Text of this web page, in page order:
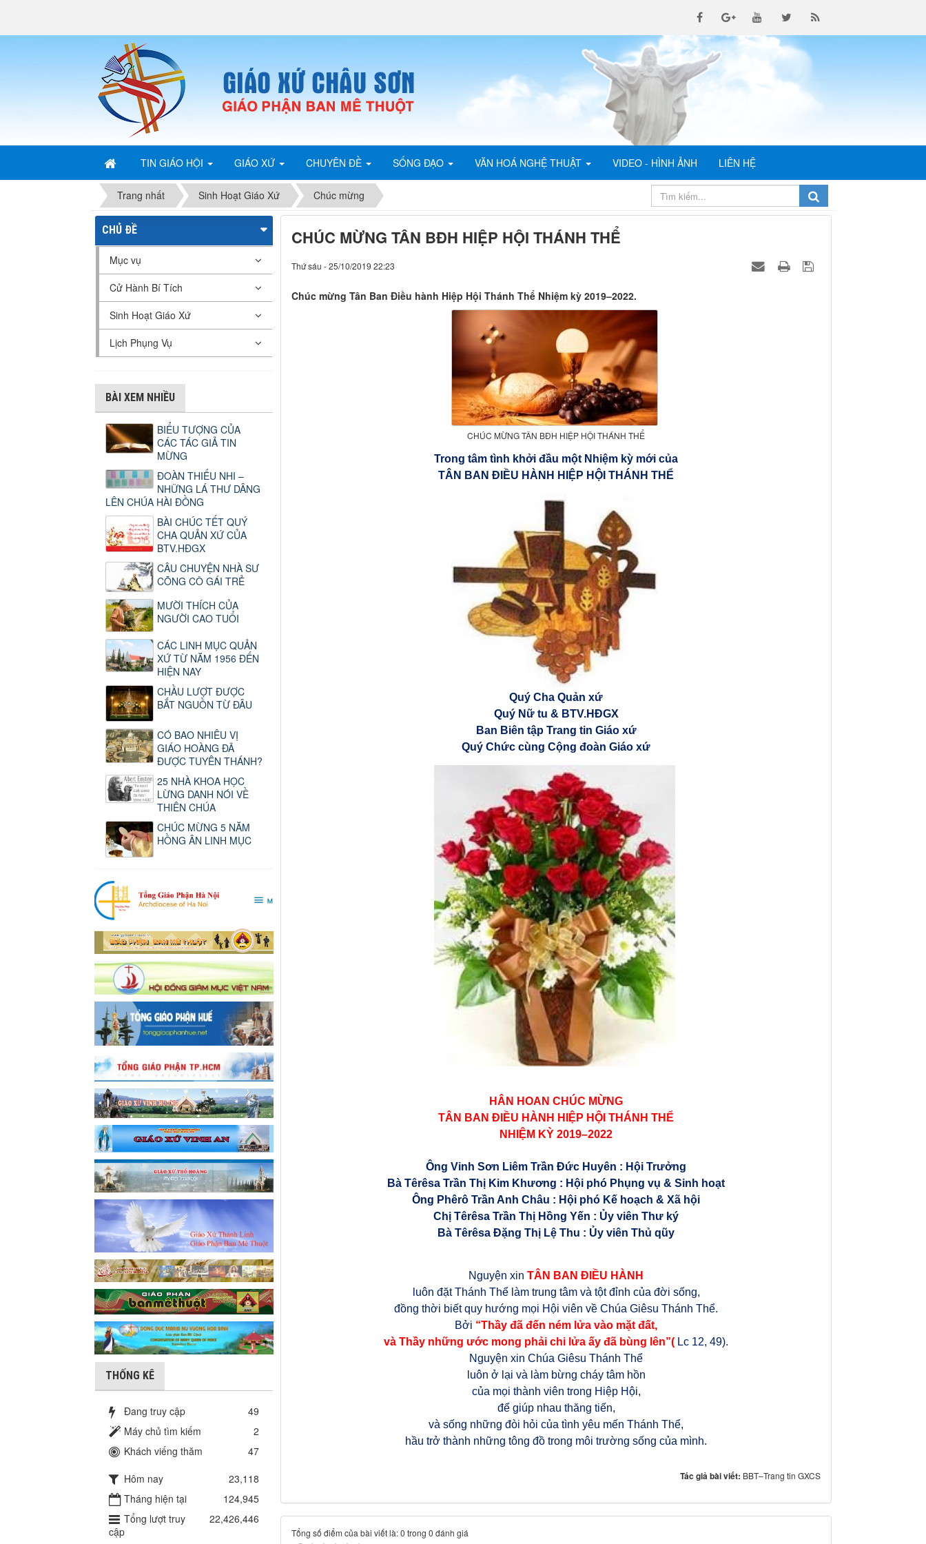
TIN GIÁO HỘI GIÁO XỨ CHUYÊN ĐỀ SỐNG ĐẠO VĂN HOÁ NGHỆ THUẬT VIDEO - HÌNH ẢNH LIÊN HỆ
Trang nhất Sinh Hoạt Giáo Xứ Chúc mừng
CHÚC MỪNG TÂN BĐH HIỆP HỘI THÁNH THỂ
Thứ sáu - 25/10/2019 22:23
Chúc mừng Tân Ban Điều hành Hiệp Hội Thánh Thể Nhiệm kỳ 2019–2022.
CHÚC MỪNG TÂN BĐH HIỆP HỘI THÁNH THỂ
Trong tâm tình khởi đầu một Nhiệm kỳ mới của
TÂN BAN ĐIỀU HÀNH HIỆP HỘI THÁNH THỂ
Quý Cha Quản xứ
Quý Nữ tu & BTV.HĐGX
Ban Biên tập Trang tin Giáo xứ
Quý Chức cùng Cộng đoàn Giáo xứ
HÂN HOAN CHÚC MỪNG
TÂN BAN ĐIỀU HÀNH HIỆP HỘI THÁNH THỂ
NHIỆM KỲ 2019–2022
Ông Vinh Sơn Liêm Trần Đức Huyên : Hội Trưởng
Bà Têrêsa Trần Thị Kim Khương : Hội phó Phụng vụ & Sinh hoạt
Ông Phêrô Trần Anh Châu : Hội phó Kế hoạch & Xã hội
Chị Têrêsa Trần Thị Hồng Yến : Ủy viên Thư ký
Bà Têrêsa Đặng Thị Lệ Thu : Ủy viên Thủ qũy
Nguyện xin TÂN BAN ĐIỀU HÀNH
luôn đặt Thánh Thể làm trung tâm và tột đỉnh của đời sống,
đồng thời biết quy hướng mọi Hội viên về Chúa Giêsu Thánh Thể.
Bởi “Thầy đã đến ném lửa vào mặt đất,
và Thầy những ước mong phải chi lửa ấy đã bùng lên”( Lc 12, 49).
Nguyện xin Chúa Giêsu Thánh Thể
luôn ở lại và làm bừng cháy tâm hồn
của mọi thành viên trong Hiệp Hội,
để giúp nhau thăng tiến,
và sống những đòi hỏi của tình yêu mến Thánh Thể,
hầu trở thành những tông đồ trong môi trường sống của mình.
Tác giả bài viết: BBT–Trang tin GXCS
Tổng số điểm của bài viết là: 0 trong 0 đánh giá
CHỦ ĐỀ
Mục vụ
Cử Hành Bí Tích
Sinh Hoạt Giáo Xứ
Lịch Phụng Vụ
BÀI XEM NHIỀU
BIỂU TƯỢNG CỦA
CÁC TÁC GIẢ TIN
MỪNG
ĐOÀN THIẾU NHI –
NHỮNG LÁ THƯ DÂNG
LÊN CHÚA HÀI ĐỒNG
BÀI CHÚC TẾT QUÝ
CHA QUẢN XỨ CỦA
BTV.HĐGX
CÂU CHUYỆN NHÀ SƯ
CÕNG CÔ GÁI TRẺ
MƯỜI THÍCH CỦA
NGƯỜI CAO TUỔI
CÁC LINH MỤC QUẢN
XỨ TỪ NĂM 1956 ĐẾN
HIỆN NAY
CHẦU LƯỢT ĐƯỢC
BẮT NGUỒN TỪ ĐÂU
CÓ BAO NHIÊU VỊ
GIÁO HOÀNG ĐÃ
ĐƯỢC TUYÊN THÁNH?
25 NHÀ KHOA HỌC
LỪNG DANH NÓI VỀ
THIÊN CHÚA
CHÚC MỪNG 5 NĂM
HỒNG ÂN LINH MỤC
THỐNG KÊ
Đang truy cập
49
Máy chủ tìm kiếm
2
Khách viếng thăm
47
Hôm nay
23,118
Tháng hiện tại
124,945
Tổng lượt truy
cập
22,426,446